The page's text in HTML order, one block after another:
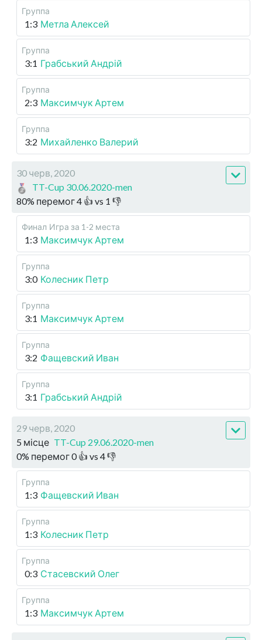
Группа
1:3 Метла Алексей
Группа
3:1 Грабський Андрій
Группа
2:3 Максимчук Артем
Группа
3:2 Михайленко Валерий
30 черв, 2020
TT-Cup 30.06.2020-men
80% перемог4 👍 vs 1 👎
Финал Игра за 1-2 места
1:3 Максимчук Артем
Группа
3:0 Колесник Петр
Группа
3:1 Максимчук Артем
Группа
3:2 Фащевский Иван
Группа
3:1 Грабський Андрій
29 черв, 2020
5 місце TT-Cup 29.06.2020-men
0% перемог0👍 vs 4👎
Группа
1:3 Фащевский Иван
Группа
1:3 Колесник Петр
Группа
0:3 Стасевский Олег
Группа
1:3 Максимчук Артем